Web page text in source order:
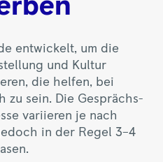
entwickelt, um die
und Kultur
die helfen, bei
zu sein. Die Gesprächs-
variieren je nach
in der Regel 3–4